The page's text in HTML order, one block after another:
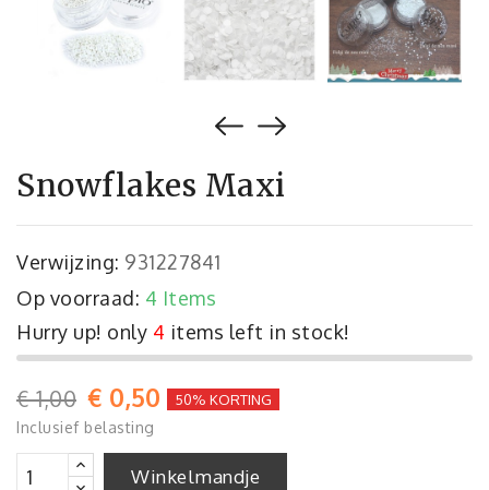
Snowflakes Maxi
Verwijzing: 931227841
Op voorraad: 4 Items
Hurry up! only 4 items left in stock!
€ 1,00 € 0,50 50% KORTING
Inclusief belasting
Winkelmandje